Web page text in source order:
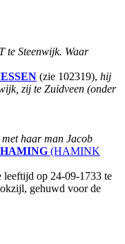
te Steenwijk. Waar
(zie 102319), hij
zij te Zuidveen (onder
haar man Jacob
HAMING (HAMINK
op 24-09-1733 te
gehuwd voor de